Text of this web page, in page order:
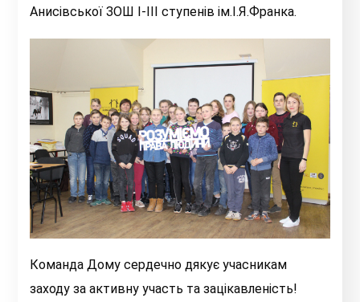
Анисівської ЗОШ І-ІІІ ступенів ім.І.Я.Франка.
Команда Дому сердечно дякує учасникам
заходу за активну участь та зацікавленість!